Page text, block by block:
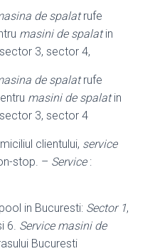
de spalatrufe
masini de spalatin
3, sector 4,
de spalatrufe
masini de spalatin
3, sector 4
clientului, service
stop. – Service:
in Bucuresti: Sector 1,
6. Service masini de
Bucuresti